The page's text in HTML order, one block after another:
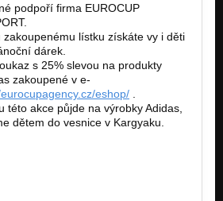
podpoří firma EUROCUP
zakoupenému lístku získáte vy i děti
dárek.
s 25% slevou na produkty
zakoupené v e-
eshop/
této akce půjde na výrobky Adidas,
dětem do vesnice v Kargyaku.